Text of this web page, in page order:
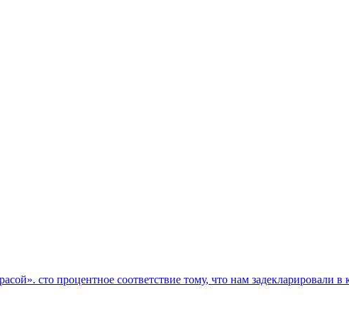
сто процентное соответствие тому, что нам задекларировали в